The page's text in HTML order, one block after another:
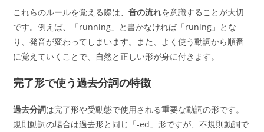
これらのルールを覚える際は、音の流れを意識することが大切
です。例えば、「running」と書かなければ「runing」とな
り、発音が変わってしまいます。また、よく使う動詞から順番
に覚えていくことで、自然と正しい形が身に付きます。
完了形で使う過去分詞の特徴
過去分詞は完了形や受動態で使用される重要な動詞の形です。
規則動詞の場合は過去形と同じ「-ed」形ですが、不規則動詞で